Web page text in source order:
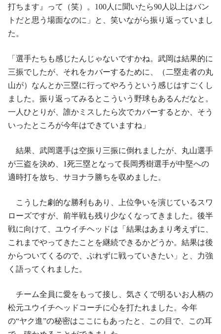
打ちます』って（笑）。100人に聞いたら90人以上はバン
トだと思う場面なのに」と、笑いながら振り返っていまし
た。
「選手たちも感じたんじゃないですかね。武岡は結果的に
三振でしたが、それをカバーするために、（二塁走者の丸
山が）なんとか三塁に行ってやろうという感じはすごくし
ました。振り返ってみるとこういう野球もあるんだなと。
一人ひとりが、誰かミスしたら次でカバーするとか、そう
いったところが今年はできていますね」
結果、武岡選手は空振り三振に倒れましたが、丸山選手
が三盗を決め、1死三塁となって長岡秀樹選手が中堅への
適時打を放ち、サヨナラ勝ちを収めました。
こうした劇的な勝利もあり、上位争いを演じているスワ
ローズですが、前半戦も残り少なくなってきました。後半
戦に向けて、ユウイチヘッドは「結果はあまり考えずに、
これまでやってきたことを継続できるかどうか。結果は後
からついてくるので、ぶれずに戦っていきたい」と、力強
く語ってくれました。
チーム全員に愛をもって接し、気さくで明るいお人柄の
松元ユウイチヘッドコーチに心を打たれました。今年
の“ヤク進”の秘密はここにもあったと、この目で、この耳